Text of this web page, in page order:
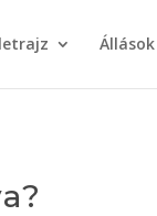
Állások